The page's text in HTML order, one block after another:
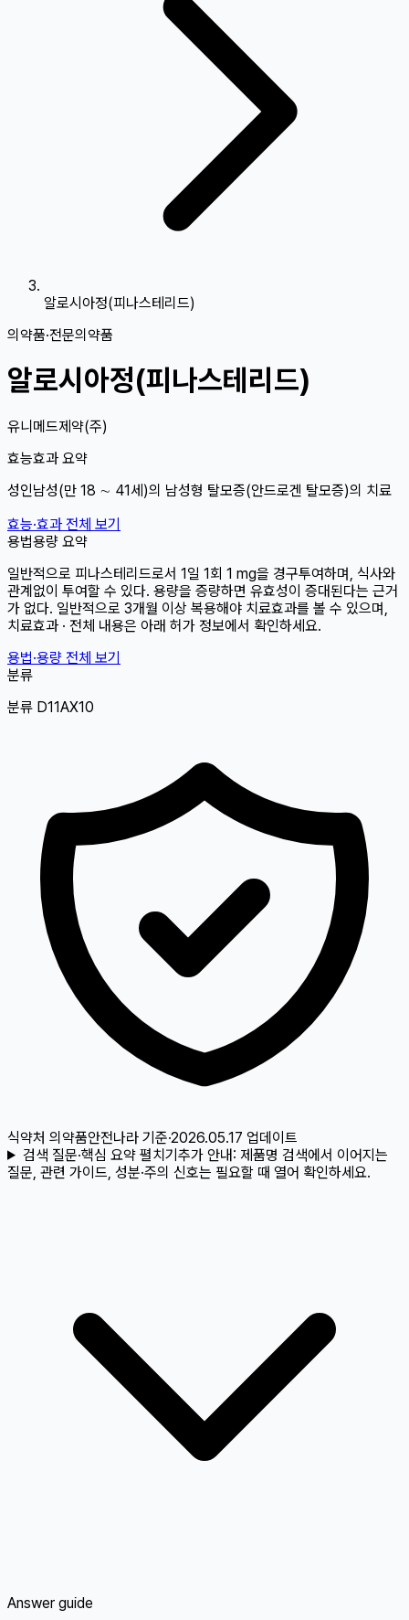
알로시아정(피나스테리드)
의약품·전문의약품
알로시아정(피나스테리드)
유니메드제약(주)
효능효과 요약
성인남성(만 18 ∼ 41세)의 남성형 탈모증(안드로겐 탈모증)의 치료
효능·효과 전체 보기
용법용량 요약
일반적으로 피나스테리드로서 1일 1회 1 mg을 경구투여하며, 식사와
관계없이 투여할 수 있다. 용량을 증량하면 유효성이 증대된다는 근거
가 없다. 일반적으로 3개월 이상 복용해야 치료효과를 볼 수 있으며,
치료효과 · 전체 내용은 아래 허가 정보에서 확인하세요.
용법·용량 전체 보기
분류
분류 D11AX10
식약처 의약품안전나라 기준·2026.05.17 업데이트
검색 질문·핵심 요약 펼치기추가 안내: 제품명 검색에서 이어지는
질문, 관련 가이드, 성분·주의 신호는 필요할 때 열어 확인하세요.
Answer guide